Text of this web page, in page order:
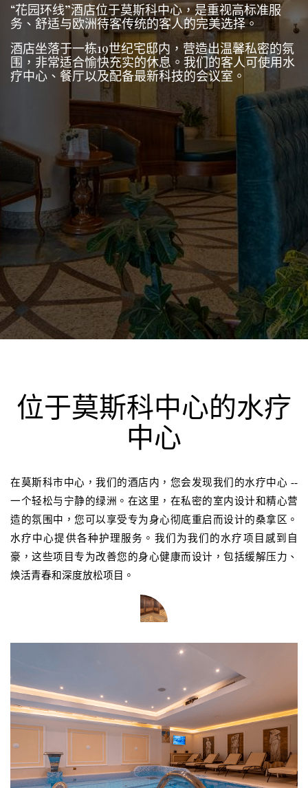
“花园环线”酒店位于莫斯科中心，是重视高标准服
务、舒适与欧洲待客传统的客人的完美选择。
酒店坐落于一栋19世纪宅邸内，营造出温馨私密的氛
围，非常适合愉快充实的休息。我们的客人可使用水
疗中心、餐厅以及配备最新科技的会议室。
位于莫斯科中心的水疗
中心
在莫斯科市中心，我们的酒店内，您会发现我们的水疗中心 --
一个轻松与宁静的绿洲。在这里，在私密的室内设计和精心营
造的氛围中，您可以享受专为身心彻底重启而设计的桑拿区。
水疗中心提供各种护理服务。我们为我们的水疗项目感到自
豪，这些项目专为改善您的身心健康而设计，包括缓解压力、
焕活青春和深度放松项目。